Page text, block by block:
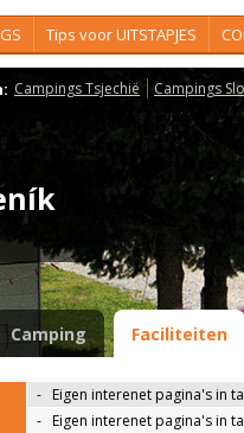
Tips voor UITSTAPJES
Campings Tsjechië Campings
Camping Faciliteiten
- Eigen interenet pagina's in
- Eigen interenet pagina's in